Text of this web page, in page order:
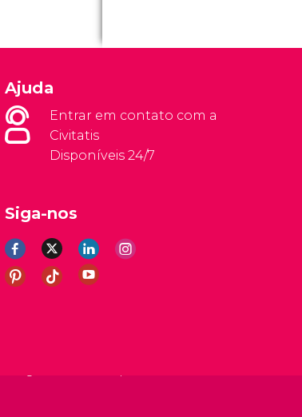
Ajuda
Entrar em contato com a
Civitatis
Disponíveis 24/7
Siga-nos